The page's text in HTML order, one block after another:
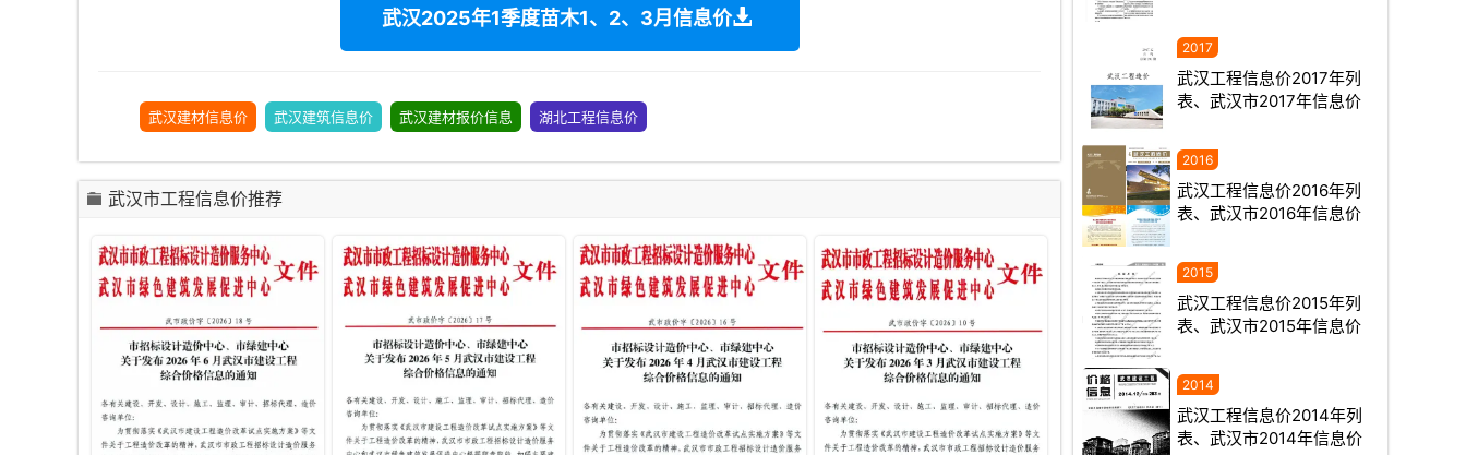
武汉2025年1季度苗木1、2、3月信息价
武汉建材信息价 武汉建筑信息价 武汉建材报价信息 湖北工程信息价
武汉市工程信息价推荐
武汉工程信息价2017年列
表、武汉市2017年信息价
武汉工程信息价2016年列
表、武汉市2016年信息价
武汉工程信息价2015年列
表、武汉市2015年信息价
武汉工程信息价2014年列
表、武汉市2014年信息价